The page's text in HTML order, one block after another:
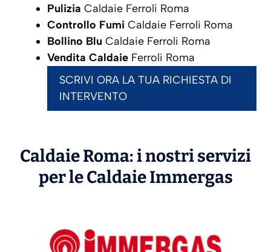
Pulizia Caldaie Ferroli Roma
Controllo Fumi Caldaie Ferroli Roma
Bollino Blu Caldaie Ferroli Roma
Vendita Caldaie Ferroli Roma
SCRIVI ORA LA TUA RICHIESTA DI
INTERVENTO
Caldaie Roma: i nostri servizi
per le CaldaieImmergas